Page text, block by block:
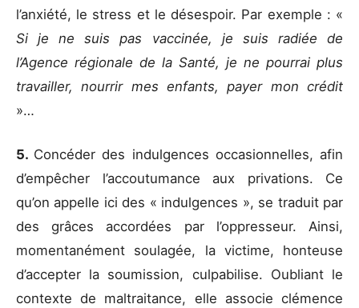
l’anxiété, le stress et le désespoir. Par exemple : «
Si je ne suis pas vaccinée, je suis radiée de
l’Agence régionale de la Santé, je ne pourrai plus
travailler, nourrir mes enfants, payer mon crédit
»…
5. Concéder des indulgences occasionnelles, afin
d’empêcher l’accoutumance aux privations. Ce
qu’on appelle ici des « indulgences », se traduit par
des grâces accordées par l’oppresseur. Ainsi,
momentanément soulagée, la victime, honteuse
d’accepter la soumission, culpabilise. Oubliant le
contexte de maltraitance, elle associe clémence